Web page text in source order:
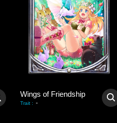
Wings of Friendship
Trait : -